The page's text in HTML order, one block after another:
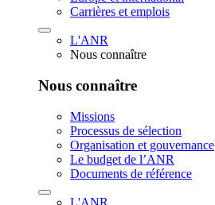
Carrières et emplois
L'ANR
Nous connaître
Nous connaître
Missions
Processus de sélection
Organisation et gouvernance
Le budget de l’ANR
Documents de référence
L'ANR